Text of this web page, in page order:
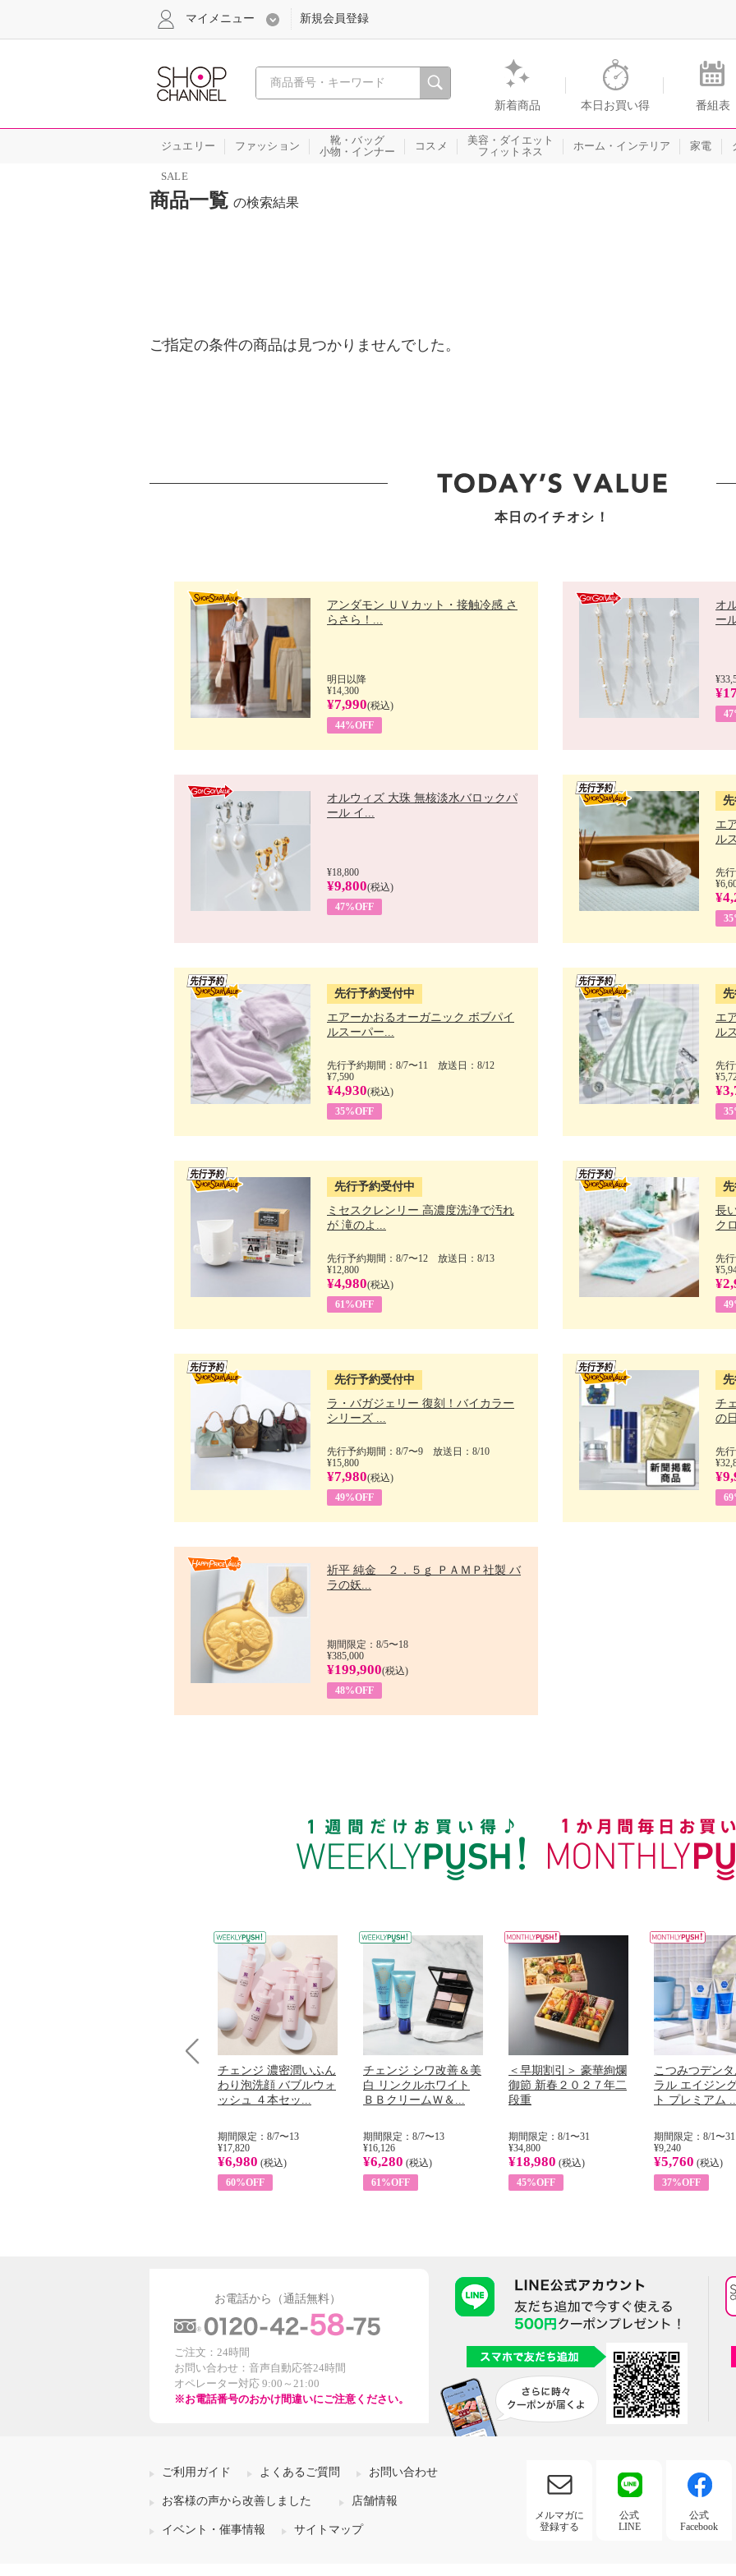
心おどる、瞬間を。通販・テレビショッピングのショップチャンネル
新着商品 本日お買い得 番組表
マイメニュー 新規会員登録
ジュエリー ファッション
靴・バッグ
小物・インナー
コスメ
美容・ダイエット
フィットネス
ホーム・インテリア 家電
SALE
商品一覧 の検索結果
ご指定の条件の商品は見つかりませんでした。
本日のイチオシ！
アンダモン ＵＶカット・接触冷感 さ
らさら！...
明日以降
¥14,300
¥7,990(税込)
44%OFF
オ
ー
オルウィズ 大珠 無核淡水バロックパ
ール イ...
¥18,800
¥9,800(税込)
47%OFF
エ
ル
先
先行予約受付中
エアーかおるオーガニック ボブパイ
ルスーパー...
先行予約期間：8/7〜11 放送日：8/12
¥7,590
¥4,930(税込)
35%OFF
エ
ル
先
先行予約受付中
ミセスクレンリー 高濃度洗浄で汚れ
が 滝のよ...
先行予約期間：8/7〜12 放送日：8/13
¥12,800
¥4,980(税込)
61%OFF
長
ク
先
先行予約受付中
ラ・バガジェリー 復刻！バイカラー
シリーズ ...
先行予約期間：8/7〜9 放送日：8/10
¥15,800
¥7,980(税込)
49%OFF
チ
の
先
祈平 純金 ２．５ｇ ＰＡＭＰ社製 バ
ラの妖...
期間限定：8/5〜18
¥385,000
¥199,900(税込)
48%OFF
チェンジ 濃密潤いふん
わり泡洗顔 バブルウォ
ッシュ ４本セッ...
期間限定：8/7〜13
¥17,820
¥6,980 (税込)
60%OFF
チェンジ シワ改善＆美
白 リンクルホワイト
ＢＢクリームＷ＆...
期間限定：8/7〜13
¥16,126
¥6,280 (税込)
61%OFF
＜早期割引＞ 豪華絢爛
御節 新春２０２７年二
段重
期間限定：8/1〜31
¥34,800
¥18,980 (税込)
45%OFF
こつみつデン
ラル エイジン
ト プレミアム
期間限定：8/1〜31
¥9,240
¥5,760 (税込)
37%OFF
お電話から（通話無料）
ご注文：24時間
お問い合わせ：音声自動応答24時間
オペレーター対応 9:00～21:00
※お電話番号のおかけ間違いにご注意ください。
ご利用ガイド よくあるご質問 お問い合わせ
お客様の声から改善しました 店舗情報
イベント・催事情報 サイトマップ
メルマガに
登録する
公式
LINE
公式
Facebook